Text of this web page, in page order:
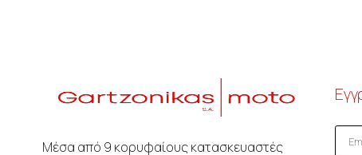
Μέσα από 9 κορυφαίους κατασκευαστές